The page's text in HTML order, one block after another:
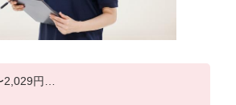
2,029円